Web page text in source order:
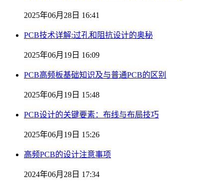
2025年06月28日 16:41
PCB技术详解:过孔和阻抗设计的奥秘
2025年06月19日 16:09
PCB高频板基础知识及与普通PCB的区别
2025年06月19日 15:48
PCB设计的关键要素：布线与布局技巧
2025年06月19日 15:26
高频PCB的设计注意事项
2024年06月28日 17:34